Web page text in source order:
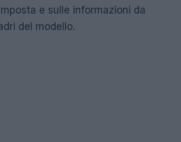
e sulle informazioni da
del modello.